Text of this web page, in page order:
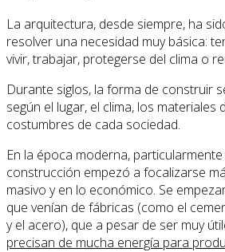
La arquitectura, desde siempre, ha
resolver una necesidad muy básica:
vivir, trabajar, protegerse del clima o
Durante siglos, la forma de construir
según el lugar, el clima, los materiales
costumbres de cada sociedad.
En la época moderna, particularmente
construcción empezó a focalizarse
masivo y en lo económico. Se
que venían de fábricas (como el
y el acero), que a pesar de ser muy
precisan de mucha energía para